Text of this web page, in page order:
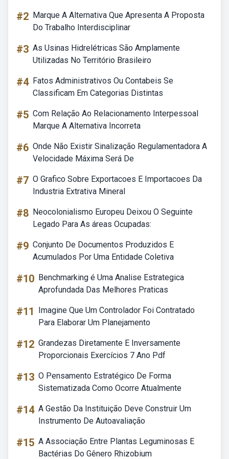
#2 Marque A Alternativa Que Apresenta A Proposta
Do Trabalho Interdisciplinar
#3 As Usinas Hidrelétricas São Amplamente
Utilizadas No Território Brasileiro
#4 Fatos Administrativos Ou Contabeis Se
Classificam Em Categorias Distintas
#5 Com Relação Ao Relacionamento Interpessoal
Marque A Alternativa Incorreta
#6 Onde Não Existir Sinalização Regulamentadora A
Velocidade Máxima Será De
#7 O Grafico Sobre Exportacoes E Importacoes Da
Industria Extrativa Mineral
#8 Neocolonialismo Europeu Deixou O Seguinte
Legado Para As áreas Ocupadas:
#9 Conjunto De Documentos Produzidos E
Acumulados Por Uma Entidade Coletiva
#10 Benchmarking é Uma Analise Estrategica
Aprofundada Das Melhores Praticas
#11
Imagine Que Um Controlador Foi Contratado
Para Elaborar Um Planejamento
#12 Grandezas Diretamente E Inversamente
Proporcionais Exercícios 7 Ano Pdf
#13 O Pensamento Estratégico De Forma
Sistematizada Como Ocorre Atualmente
#14 A Gestão Da Instituição Deve Construir Um
Instrumento De Autoavaliação
#15 A Associação Entre Plantas Leguminosas E
Bactérias Do Gênero Rhizobium